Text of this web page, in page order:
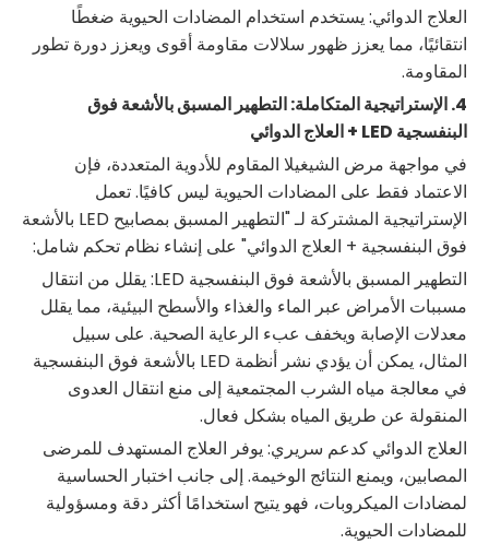
العلاج الدوائي: يستخدم استخدام المضادات الحيوية ضغطًا
انتقائيًا، مما يعزز ظهور سلالات مقاومة أقوى ويعزز دورة تطور
المقاومة.
4. الإستراتيجية المتكاملة: التطهير المسبق بالأشعة فوق
البنفسجية LED + العلاج الدوائي
في مواجهة مرض الشيغيلا المقاوم للأدوية المتعددة، فإن
الاعتماد فقط على المضادات الحيوية ليس كافيًا. تعمل
الإستراتيجية المشتركة لـ "التطهير المسبق بمصابيح LED بالأشعة
فوق البنفسجية + العلاج الدوائي" على إنشاء نظام تحكم شامل:
التطهير المسبق بالأشعة فوق البنفسجية LED: يقلل من انتقال
مسببات الأمراض عبر الماء والغذاء والأسطح البيئية، مما يقلل
معدلات الإصابة ويخفف عبء الرعاية الصحية. على سبيل
المثال، يمكن أن يؤدي نشر أنظمة LED بالأشعة فوق البنفسجية
في معالجة مياه الشرب المجتمعية إلى منع انتقال العدوى
المنقولة عن طريق المياه بشكل فعال.
العلاج الدوائي كدعم سريري: يوفر العلاج المستهدف للمرضى
المصابين، ويمنع النتائج الوخيمة. إلى جانب اختبار الحساسية
لمضادات الميكروبات، فهو يتيح استخدامًا أكثر دقة ومسؤولية
للمضادات الحيوية.